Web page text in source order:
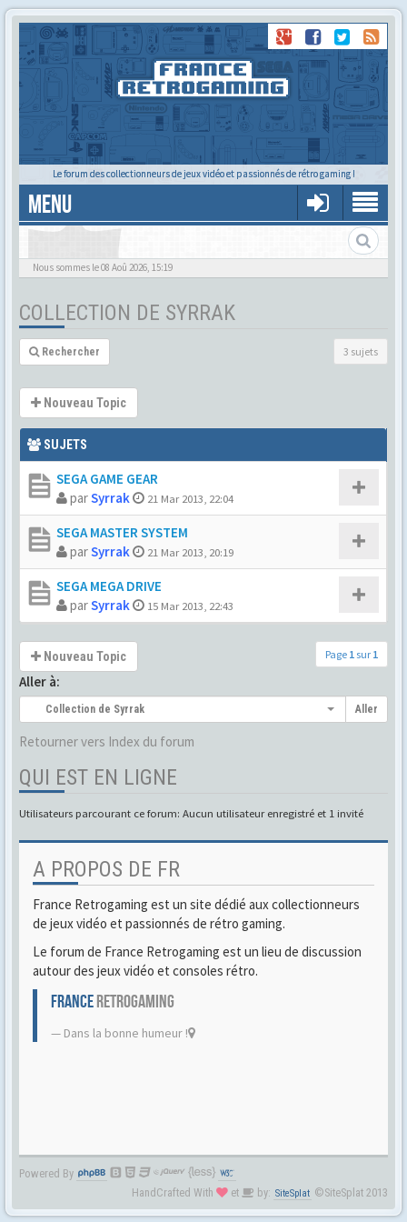
Le forum des collectionneurs de jeux vidéo et passionnés de rétro gaming !
MENU
La collec de Syrrak
Nous sommes le 08 Aoû 2026, 15:19
COLLECTION DE SYRRAK
Rechercher 3 sujets
Nouveau Topic
SUJETS
SEGA GAME GEAR
parSyrrak 21 Mar 2013, 22:04
SEGA MASTER SYSTEM
parSyrrak 21 Mar 2013, 20:19
SEGA MEGA DRIVE
parSyrrak 15 Mar 2013, 22:43
Nouveau Topic Page 1 sur 1
Aller à:
Collection de Syrrak Aller
Retourner vers Index du forum
QUI EST EN LIGNE
Utilisateurs parcourant ce forum: Aucun utilisateur enregistré et 1 invité
A PROPOS DE FR
France Retrogaming est un site dédié aux collectionneurs
de jeux vidéo et passionnés de rétro gaming.
Le forum de France Retrogaming est un lieu de discussion
autour des jeux vidéo et consoles rétro.
FRANCERETROGAMING
Dans la bonne humeur !
Powered By
HandCrafted With
et by: SiteSplat ©SiteSplat 2013